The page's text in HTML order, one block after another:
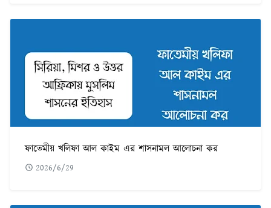
ফাতেমীয় খলিফা আল কাইম এর শাসনামল আলোচনা কর
2026/6/29